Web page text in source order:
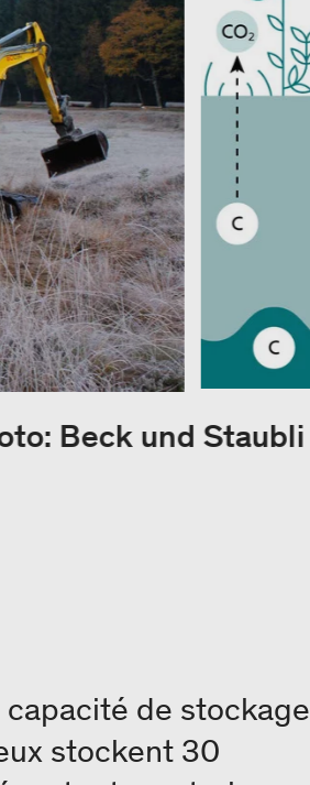
Beck und Staubli
de stockage
stockent 30